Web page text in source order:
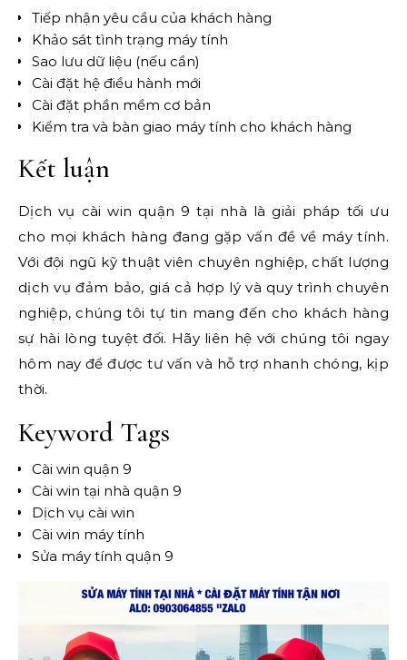
Tiếp nhận yêu cầu của khách hàng
Khảo sát tình trạng máy tính
Sao lưu dữ liệu (nếu cần)
Cài đặt hệ điều hành mới
Cài đặt phần mềm cơ bản
Kiểm tra và bàn giao máy tính cho khách hàng
Kết luận
Dịch vụ cài win quận 9 tại nhà là giải pháp tối ưu
cho mọi khách hàng đang gặp vấn đề về máy tính.
Với đội ngũ kỹ thuật viên chuyên nghiệp, chất lượng
dịch vụ đảm bảo, giá cả hợp lý và quy trình chuyên
nghiệp, chúng tôi tự tin mang đến cho khách hàng
sự hài lòng tuyệt đối. Hãy liên hệ với chúng tôi ngay
hôm nay để được tư vấn và hỗ trợ nhanh chóng, kịp
thời.
Keyword Tags
Cài win quận 9
Cài win tại nhà quận 9
Dịch vụ cài win
Cài win máy tính
Sửa máy tính quận 9